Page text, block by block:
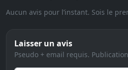
Aucun avis pour l’instant. Sois le
Laisser un avis
Pseudo + email requis.